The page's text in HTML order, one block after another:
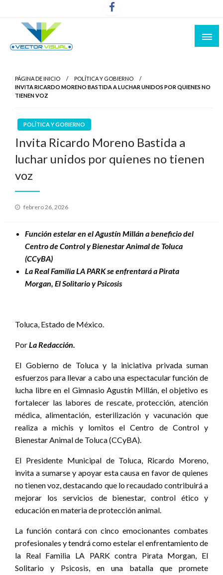
PÁGINA DE INICIO
POLÍTICA Y GOBIERNO
INVITA RICARDO MORENO BASTIDA A LUCHAR UNIDOS POR QUIENES NO
TIENEN VOZ
POLÍTICA Y GOBIERNO
Invita Ricardo Moreno Bastida a
luchar unidos por quienes no tienen
voz
Publicado
febrero 26, 2026
Función estelar en el Agustín Millán a beneficio del
Centro de Control y Bienestar Animal de Toluca
(CCyBA)
La Real Familia LA PARK se enfrentará a Pirata
Morgan, El Solitario y Psicosis
Toluca, Estado de México.
PorLa Redacción.
El Gobierno de Toluca y la iniciativa privada suman
esfuerzos para llevar a cabo una espectacular función de
lucha libre en el Gimnasio Agustín Millán, el objetivo es
fortalecer las labores de rescate, protección, atención
médica, alimentación, esterilización y vacunación que
realiza a michis y lomitos el Centro de Control y
Bienestar Animal de Toluca (CCyBA).
El Presidente Municipal de Toluca, Ricardo Moreno,
invita a sumarse y apoyar esta causa en favor de quienes
no tienen voz, destacando que lo recaudado contribuirá a
mejorar los servicios de bienestar, control ético y
educación en materia de protección animal.
La función contará con cinco emocionantes combates
profesionales y tendrá como estelar el enfrentamiento de
la Real Familia LA PARK contra Pirata Morgan, El
Solitario y Psicosis, en una batalla que promete